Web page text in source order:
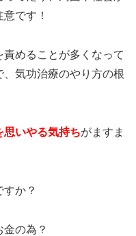
です！
めることが多くなって
気功治療のやり方の根
思いやる気持ちがますま
か？
の為？